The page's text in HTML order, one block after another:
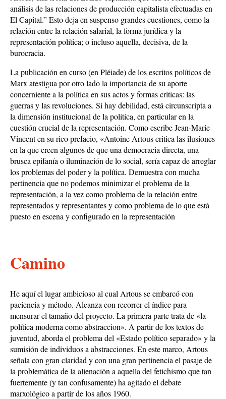
análisis de las relaciones de producción capitalista efectuadas en
El Capital.” Esto deja en suspenso grandes cuestiones, como la
relación entre la relación salarial, la forma jurídica y la
representación política; o incluso aquella, decisiva, de la
burocracia.
La publicación en curso (en Pléiade) de los escritos políticos de
Marx atestigua por otro lado la importancia de su aporte
concerniente a la política en sus actos y formas críticas: las
guerras y las revoluciones. Si hay debilidad, está circunscripta a
la dimensión institucional de la política, en particular en la
cuestión crucial de la representación. Como escribe Jean-Marie
Vincent en su rico prefacio, «Antoine Artous critica las ilusiones
en la que creen algunos de que una democracia directa, una
brusca epifanía o iluminación de lo social, sería capaz de arreglar
los problemas del poder y la política. Demuestra con mucha
pertinencia que no podemos minimizar el problema de la
representación, a la vez como problema de la relación entre
representados y representantes y como problema de lo que está
puesto en escena y configurado en la representación
Camino
He aquí el lugar ambicioso al cual Artous se embarcó con
paciencia y método. Alcanza con recorrer el índice para
mensurar el tamaño del proyecto. La primera parte trata de «la
política moderna como abstraccion». A partir de los textos de
juventud, aborda el problema del «Estado político separado» y la
sumisión de individuos a abstracciones. En este marco, Artous
señala con gran claridad y con una gran pertinencia el pasaje de
la problemática de la alienación a aquella del fetichismo que tan
fuertemente (y tan confusamente) ha agitado el debate
marxológico a partir de los años 1960.